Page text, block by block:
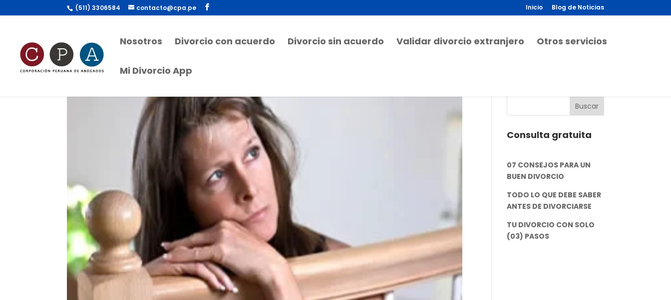
(511) 3306584 contacto@cpa.pe Inicio Blog de Noticias
Nosotros Divorcio con acuerdo Divorcio sin acuerdo Validar divorcio extranjero Otros servicios
Mi Divorcio App
Consulta gratuita
07 CONSEJOS PARA UN
BUEN DIVORCIO
TODO LO QUE DEBE SABER
ANTES DE DIVORCIARSE
TU DIVORCIO CON SOLO
(03) PASOS